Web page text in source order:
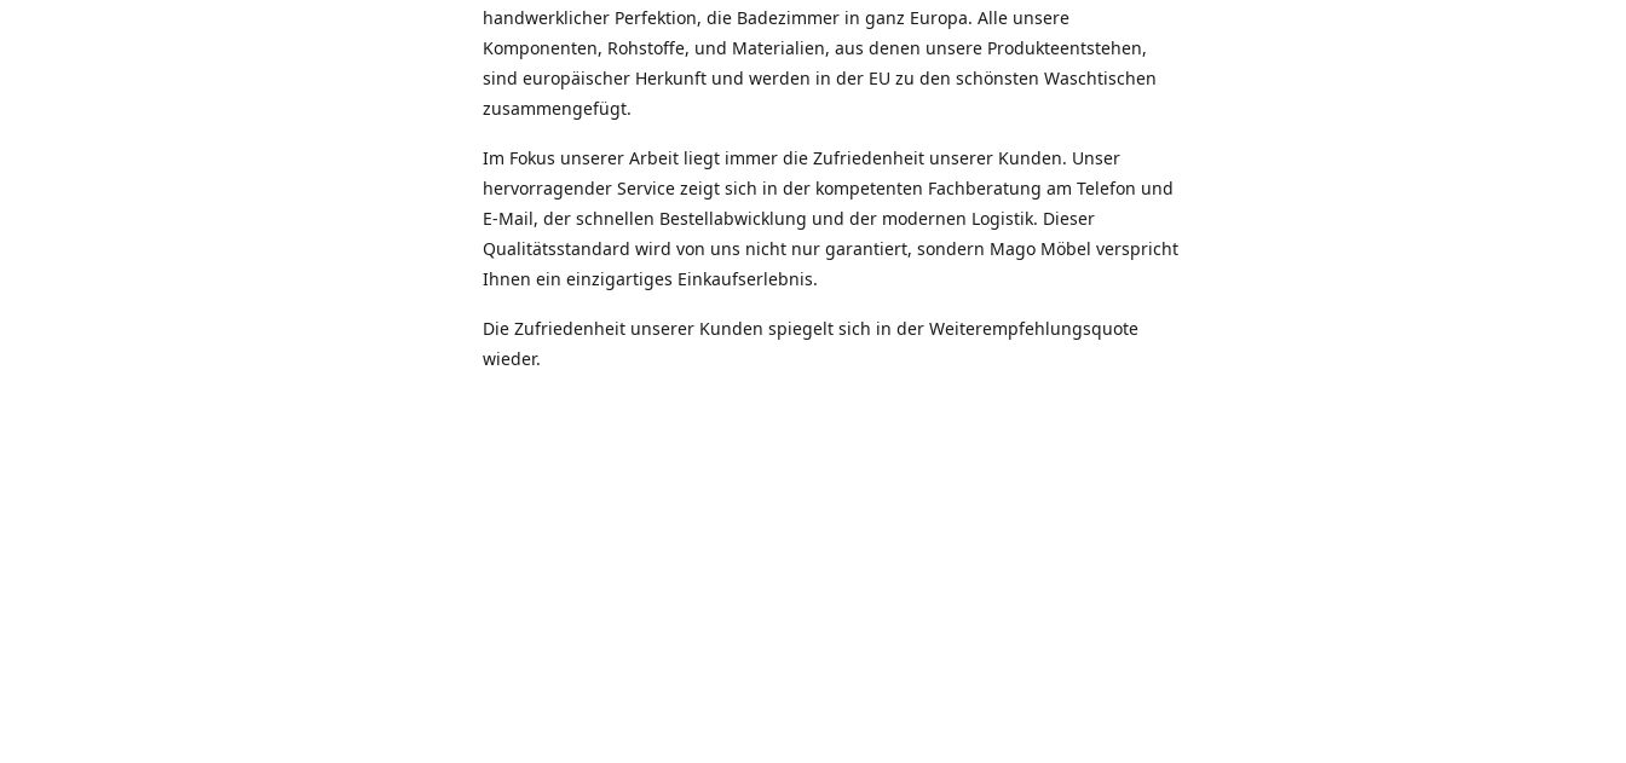
handwerklicher Perfektion, die Badezimmer in ganz Europa. Alle unsere
Komponenten, Rohstoffe, und Materialien, aus denen unsere Produkteentstehen,
sind europäischer Herkunft und werden in der EU zu den schönsten Waschtischen
zusammengefügt.
Im Fokus unserer Arbeit liegt immer die Zufriedenheit unserer Kunden. Unser
hervorragender Service zeigt sich in der kompetenten Fachberatung am Telefon und
E-Mail, der schnellen Bestellabwicklung und der modernen Logistik. Dieser
Qualitätsstandard wird von uns nicht nur garantiert, sondern Mago Möbel verspricht
Ihnen ein einzigartiges Einkaufserlebnis.
Die Zufriedenheit unserer Kunden spiegelt sich in der Weiterempfehlungsquote
wieder.